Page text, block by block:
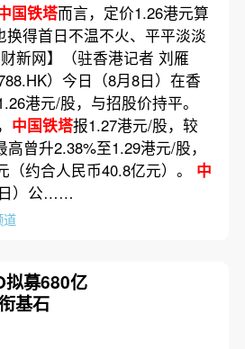
国铁塔而言，定价1.26港元算
换得首日不温不火、平平淡淡
新网】（驻香港记者 刘雁
）今日（8月8日）在香
港元/股，与招股价持平。
中国铁塔报1.27港元/股，较
曾升2.38%至1.29港元/股，
（约合人民币40.8亿元）。 中
）公……
道
拟募680亿
基石